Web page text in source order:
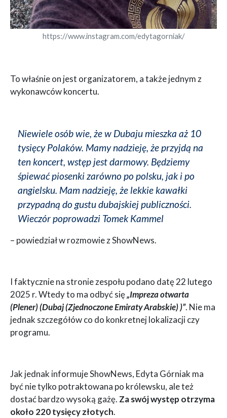
https://www.instagram.com/edytagorniak/
To właśnie on jest organizatorem, a także jednym z
wykonawców koncertu.
Niewiele osób wie, że w Dubaju mieszka aż 10
tysięcy Polaków. Mamy nadzieję, że przyjdą na
ten koncert, wstęp jest darmowy. Będziemy
śpiewać piosenki zarówno po polsku, jak i po
angielsku. Mam nadzieję, że lekkie kawałki
przypadną do gustu dubajskiej publiczności.
Wieczór poprowadzi Tomek Kammel
– powiedział w rozmowie z ShowNews.
I faktycznie na stronie zespołu podano datę 22 lutego
2025 r. Wtedy to ma odbyć się„Impreza otwarta
(Plener) (Dubaj (Zjednoczone Emiraty Arabskie) )”. Nie ma
jednak szczegółów co do konkretnej lokalizacji czy
programu.
Jak jednak informuje ShowNews, Edyta Górniak ma
być nie tylko potraktowana po królewsku, ale też
dostać bardzo wysoką gażę. Za swój występ otrzyma
około 220 tysięcy złotych.